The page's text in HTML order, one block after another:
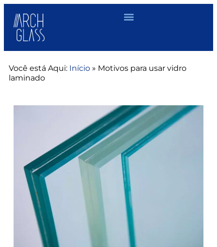
Você está Aqui: Início » Motivos para usar vidro
laminado